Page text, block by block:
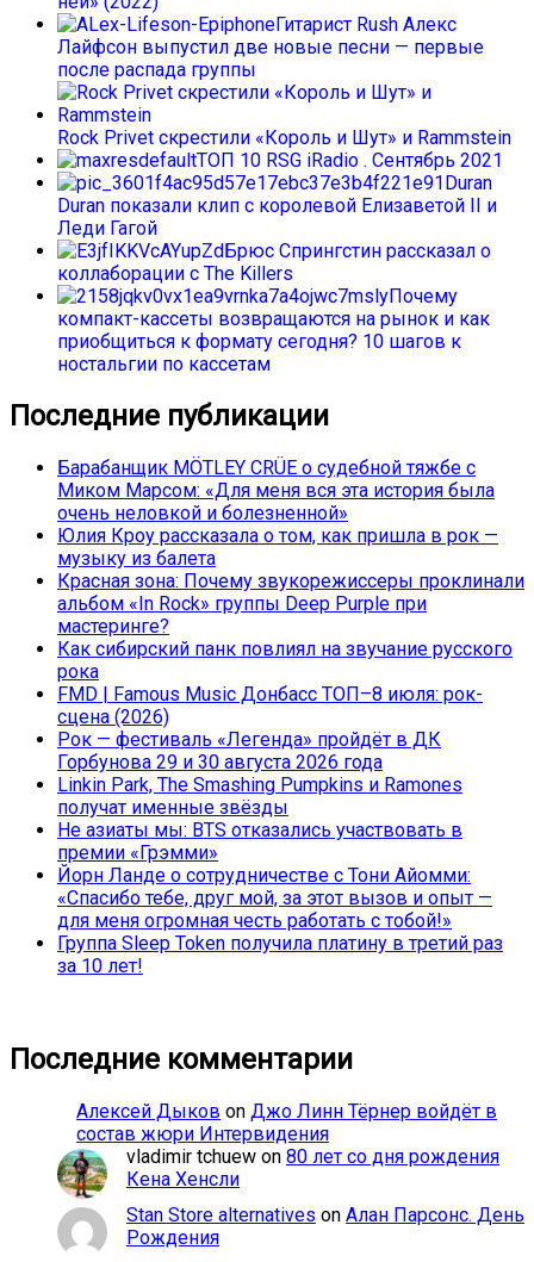
Гитарист Rush Алекс
Лайфсон выпустил две новые песни — первые
после распада группы
Rock Privet скрестили «Король и Шут» и Rammstein
ТОП 10 RSG iRadio . Сентябрь 2021
Duran
Duran показали клип с королевой Елизаветой II и
Леди Гагой
Брюс Спрингстин рассказал о
коллаборации с The Killers
Почему
компакт-кассеты возвращаются на рынок и как
приобщиться к формату сегодня? 10 шагов к
ностальгии по кассетам
Последние публикации
Барабанщик MÖTLEY CRÜE о судебной тяжбе с
Миком Марсом: «Для меня вся эта история была
очень неловкой и болезненной»
Юлия Кроу рассказала о том, как пришла в рок —
музыку из балета
Красная зона: Почему звукорежиссеры проклинали
альбом «In Rock» группы Deep Purple при
мастеринге?
Как сибирский панк повлиял на звучание русского
рока
FMD | Famous Music Донбасс ТОП–8 июля: рок-
сцена (2026)
Рок — фестиваль «Легенда» пройдёт в ДК
Горбунова 29 и 30 августа 2026 года
Linkin Park, The Smashing Pumpkins и Ramones
получат именные звёзды
Не азиаты мы: BTS отказались участвовать в
премии «Грэмми»
Йорн Ланде о сотрудничестве с Тони Айомми:
«Спасибо тебе, друг мой, за этот вызов и опыт —
для меня огромная честь работать с тобой!»
Группа Sleep Token получила платину в третий раз
за 10 лет!
Последние комментарии
Алексей Дыков on Джо Линн Тёрнер войдёт в
состав жюри Интервидения
vladimir tchuew on 80 лет со дня рождения
Кена Хенсли
Stan Store alternatives on Алан Парсонс. День
Рождения